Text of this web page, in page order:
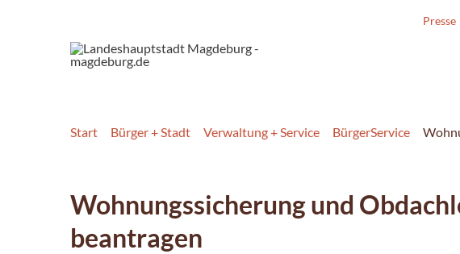
Presse
Start Bürger + Stadt Verwaltung + Service BürgerService
Wohnungssicherung und
beantragen